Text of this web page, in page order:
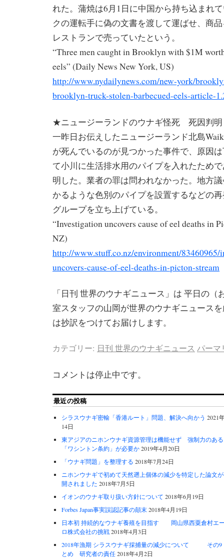
れた。蒲焼は6月1日に中国から持ち込まれ
クの運転手に偽の文書を渡して運ばせ、商
レストランで売っていたという。
“Three men caught in Brooklyn with $1M
eels” (Daily News New York, US)
http://www.nydailynews.com/new-york/
brooklyn-truck-stolen-barbecued-eels-article-
★ニュージーランドのウナギ怪死 死因判明
一昨日お伝えしたニュージーランド北島
が死んでいるのが見つかった事件で、原因
て小川に生活排水用のパイプを入れたため
明した。業者の罪は問われなかった。地方
かるような色別のパイプを設置するなどの
グループを立ち上げている。
“Investigation uncovers cause of eel deaths in
NZ)
http://www.stuff.co.nz/environment/83460965/
uncovers-cause-of-eel-deaths-in-picton-stream
「日刊 世界のウナギニュース」は 平日の（
室スタッフの山岡が世界のウナギニュース
は抄訳をつけてお届けします。
カテゴリー: 日刊 世界のウナギニュース パーマ
コメントは停止中です。
最近の投稿
シラスウナギ密輸「香港ルート」問題、解決へ向かう 2021
14日
東アジアのニホンウナギ資源管理は機能せず 強制力のある
「ワシントン条約」が必要か2019年4月20日
「ウナギ問題」を整理する 2018年7月24日
ニホンウナギで初めて天然遡上個体の減少を特定した論文
開されました 2018年7月5日
イオンのウナギ取り扱い方針について 2018年6月19日
Forbes Japan事実誤認記事の顛末2018年4月19日
日本初 持続的なウナギ養殖を目指す 岡山県西粟倉村エ
ロ株式会社の挑戦2018年4月3日
2018年漁期 シラスウナギ採捕量の減少について その
とめ 研究者の責任2018年4月2日